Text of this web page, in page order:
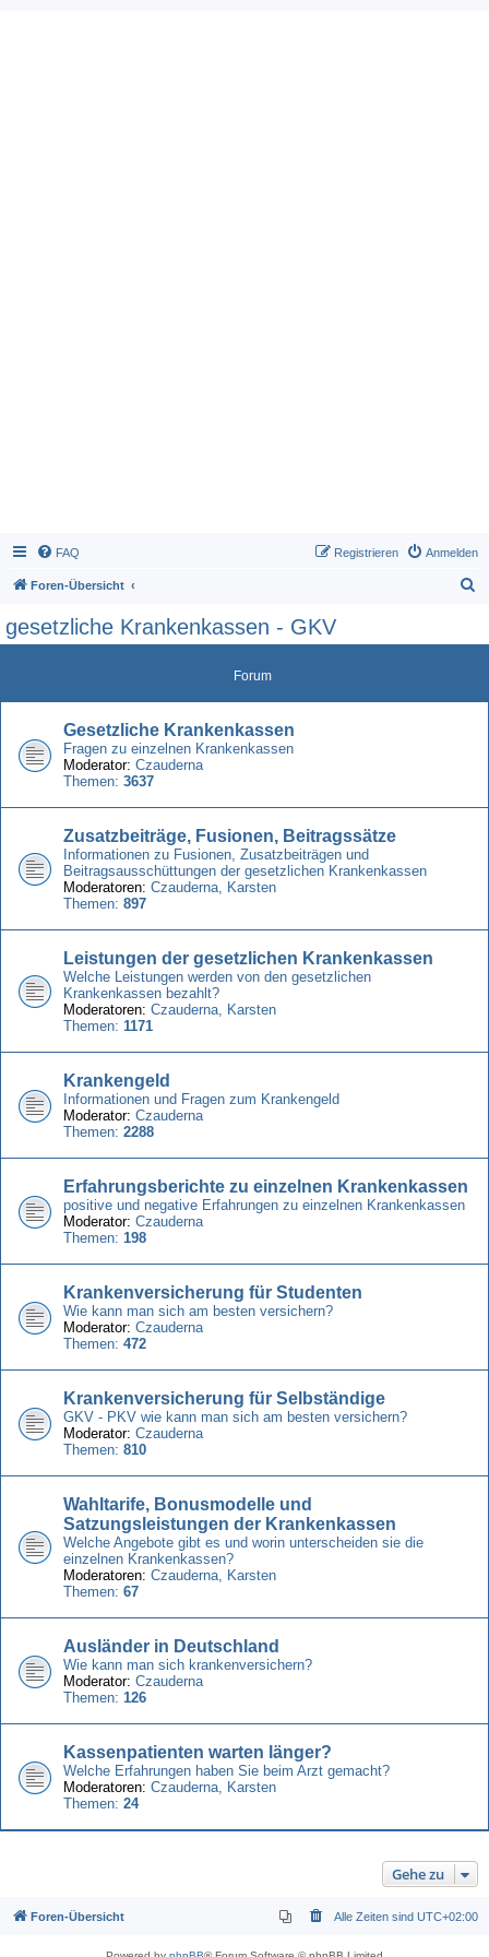
FAQ Anmelden
Registrieren
Foren-Übersicht
gesetzliche Krankenkassen - GKV
Forum
Gesetzliche Krankenkassen
Fragen zu einzelnen Krankenkassen
Moderator: Czauderna
Themen: 3637
Zusatzbeiträge, Fusionen, Beitragssätze
Informationen zu Fusionen, Zusatzbeiträgen und
Beitragsausschüttungen der gesetzlichen Krankenkassen
Moderatoren: Czauderna, Karsten
Themen: 897
Leistungen der gesetzlichen Krankenkassen
Welche Leistungen werden von den gesetzlichen
Krankenkassen bezahlt?
Moderatoren: Czauderna, Karsten
Themen: 1171
Krankengeld
Informationen und Fragen zum Krankengeld
Moderator: Czauderna
Themen: 2288
Erfahrungsberichte zu einzelnen Krankenkassen
positive und negative Erfahrungen zu einzelnen Krankenkassen
Moderator: Czauderna
Themen: 198
Krankenversicherung für Studenten
Wie kann man sich am besten versichern?
Moderator: Czauderna
Themen: 472
Krankenversicherung für Selbständige
GKV - PKV wie kann man sich am besten versichern?
Moderator: Czauderna
Themen: 810
Wahltarife, Bonusmodelle und
Satzungsleistungen der Krankenkassen
Welche Angebote gibt es und worin unterscheiden sie die
einzelnen Krankenkassen?
Moderatoren: Czauderna, Karsten
Themen: 67
Ausländer in Deutschland
Wie kann man sich krankenversichern?
Moderator: Czauderna
Themen: 126
Kassenpatienten warten länger?
Welche Erfahrungen haben Sie beim Arzt gemacht?
Moderatoren: Czauderna, Karsten
Themen: 24
Gehe zu
Foren-Übersicht Alle Zeiten sind UTC+02:00